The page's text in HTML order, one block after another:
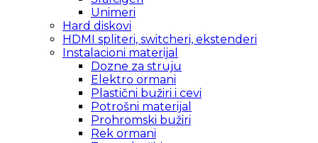
Unimeri
Hard diskovi
HDMI spliteri, switcheri, ekstenderi
Instalacioni materijal
Dozne za struju
Elektro ormani
Plastični bužiri i cevi
Potrošni materijal
Prohromski bužiri
Rek ormani